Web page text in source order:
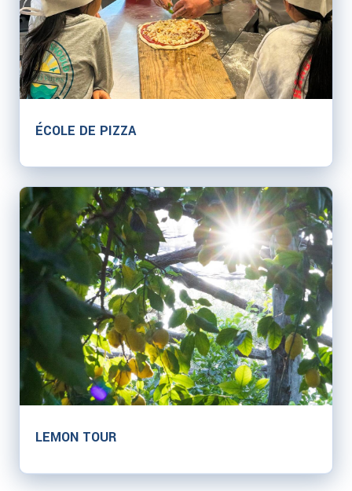
ÉCOLE DE PIZZA
LEMON TOUR